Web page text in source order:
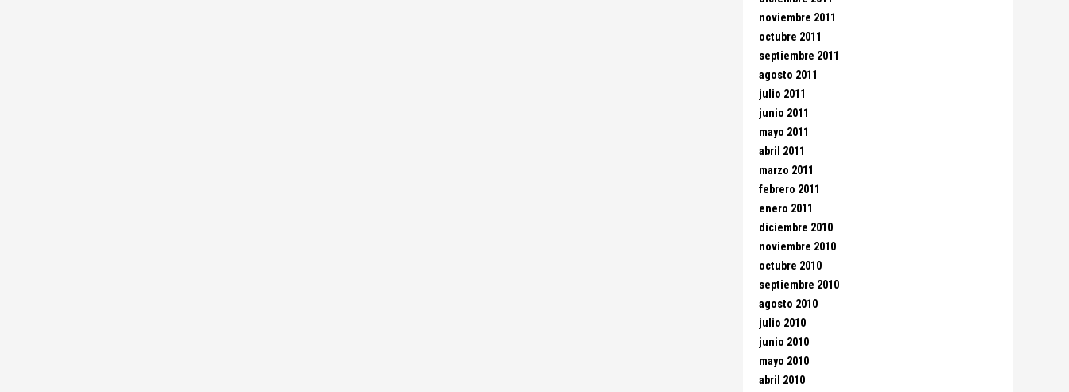
noviembre 2011
octubre 2011
septiembre 2011
agosto 2011
julio 2011
junio 2011
mayo 2011
abril 2011
marzo 2011
febrero 2011
enero 2011
diciembre 2010
noviembre 2010
octubre 2010
septiembre 2010
agosto 2010
julio 2010
junio 2010
mayo 2010
abril 2010